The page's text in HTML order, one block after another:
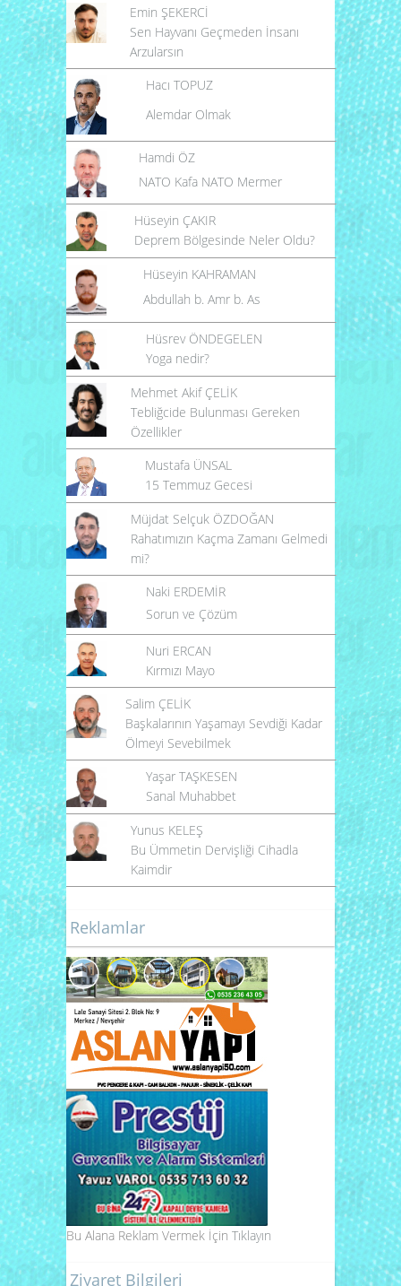
Emin ŞEKERCİ
Sen Hayvanı Geçmeden İnsanı
Arzularsın
Hacı TOPUZ
Alemdar Olmak
Hamdi ÖZ
NATO Kafa NATO Mermer
Hüseyin ÇAKIR
Deprem Bölgesinde Neler Oldu?
Hüseyin KAHRAMAN
Abdullah b. Amr b. As
Hüsrev ÖNDEGELEN
Yoga nedir?
Mehmet Akif ÇELİK
Tebliğcide Bulunması Gereken
Özellikler
Mustafa ÜNSAL
15 Temmuz Gecesi
Müjdat Selçuk ÖZDOĞAN
Rahatımızın Kaçma Zamanı Gelmedi
mi?
Naki ERDEMİR
Sorun ve Çözüm
Nuri ERCAN
Kırmızı Mayo
Salim ÇELİK
Başkalarının Yaşamayı Sevdiği Kadar
Ölmeyi Sevebilmek
Yaşar TAŞKESEN
Sanal Muhabbet
Yunus KELEŞ
Bu Ümmetin Dervişliği Cihadla
Kaimdir
Reklamlar
Bu Alana Reklam Vermek İçin Tıklayın
Ziyaret Bilgileri